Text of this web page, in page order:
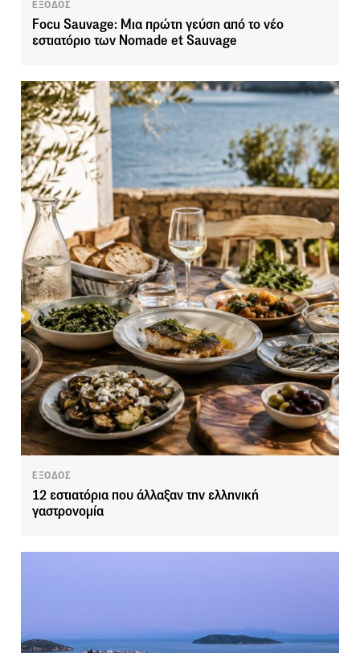
ΕΞΟΔΟΣ
Focu Sauvage: Μια πρώτη γεύση από το νέο
εστιατόριο των Nomade et Sauvage
ΕΞΟΔΟΣ
12 εστιατόρια που άλλαξαν την ελληνική
γαστρονομία